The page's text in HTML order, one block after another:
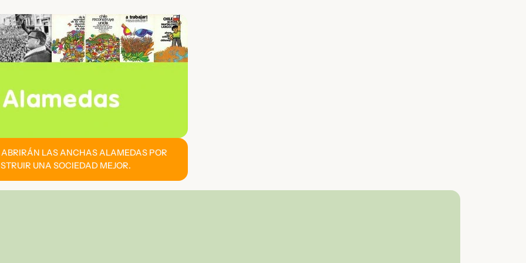
LAS ANCHAS ALAMEDAS POR
UNA SOCIEDAD MEJOR.